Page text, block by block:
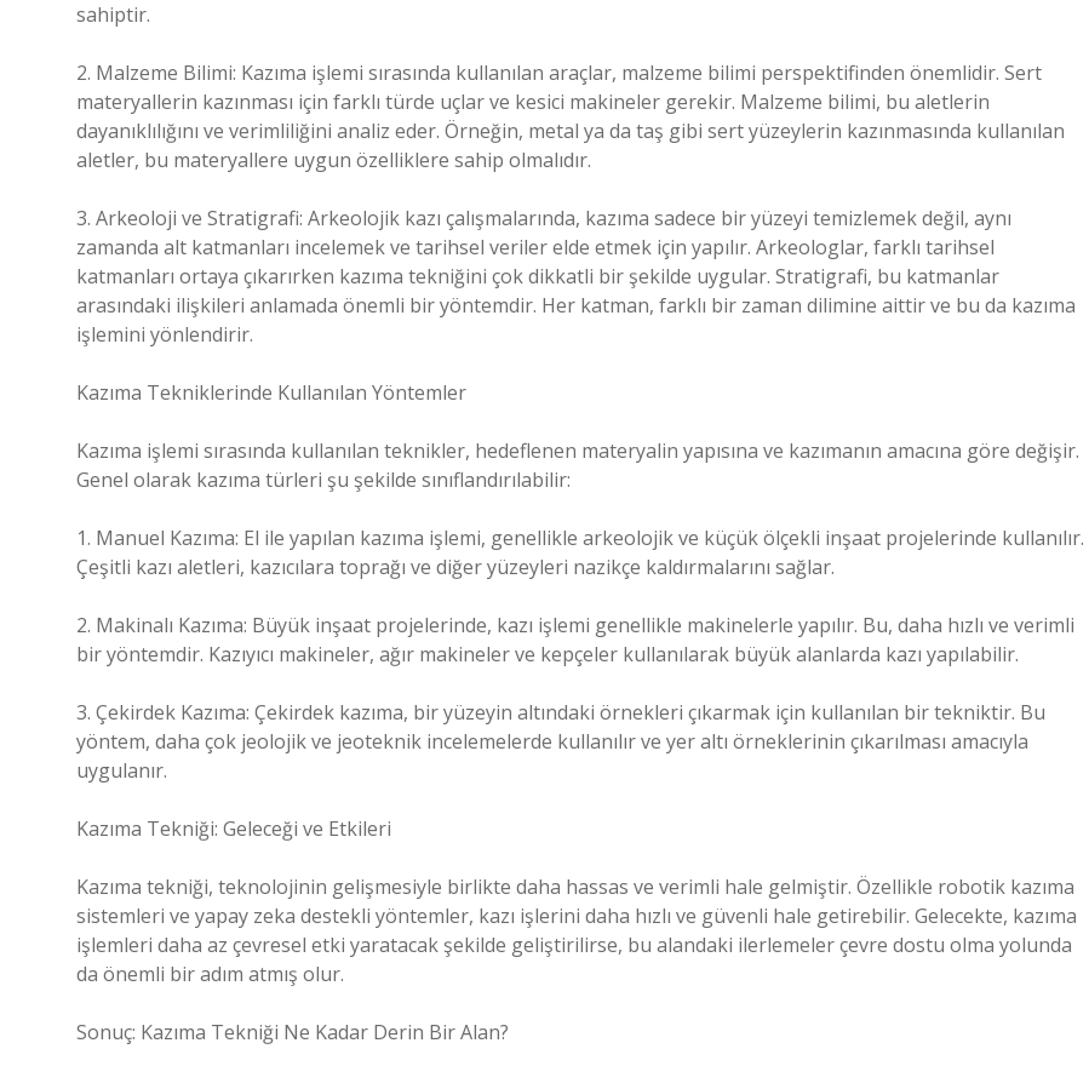
sahiptir.
2. Malzeme Bilimi: Kazıma işlemi sırasında kullanılan araçlar, malzeme bilimi perspektifinden önemlidir. Sert
materyallerin kazınması için farklı türde uçlar ve kesici makineler gerekir. Malzeme bilimi, bu aletlerin
dayanıklılığını ve verimliliğini analiz eder. Örneğin, metal ya da taş gibi sert yüzeylerin kazınmasında kullanılan
aletler, bu materyallere uygun özelliklere sahip olmalıdır.
3. Arkeoloji ve Stratigrafi: Arkeolojik kazı çalışmalarında, kazıma sadece bir yüzeyi temizlemek değil, aynı
zamanda alt katmanları incelemek ve tarihsel veriler elde etmek için yapılır. Arkeologlar, farklı tarihsel
katmanları ortaya çıkarırken kazıma tekniğini çok dikkatli bir şekilde uygular. Stratigrafi, bu katmanlar
arasındaki ilişkileri anlamada önemli bir yöntemdir. Her katman, farklı bir zaman dilimine aittir ve bu da kazıma
işlemini yönlendirir.
Kazıma Tekniklerinde Kullanılan Yöntemler
Kazıma işlemi sırasında kullanılan teknikler, hedeflenen materyalin yapısına ve kazımanın amacına göre değişir.
Genel olarak kazıma türleri şu şekilde sınıflandırılabilir:
1. Manuel Kazıma: El ile yapılan kazıma işlemi, genellikle arkeolojik ve küçük ölçekli inşaat projelerinde kullanılır.
Çeşitli kazı aletleri, kazıcılara toprağı ve diğer yüzeyleri nazikçe kaldırmalarını sağlar.
2. Makinalı Kazıma: Büyük inşaat projelerinde, kazı işlemi genellikle makinelerle yapılır. Bu, daha hızlı ve verimli
bir yöntemdir. Kazıyıcı makineler, ağır makineler ve kepçeler kullanılarak büyük alanlarda kazı yapılabilir.
3. Çekirdek Kazıma: Çekirdek kazıma, bir yüzeyin altındaki örnekleri çıkarmak için kullanılan bir tekniktir. Bu
yöntem, daha çok jeolojik ve jeoteknik incelemelerde kullanılır ve yer altı örneklerinin çıkarılması amacıyla
uygulanır.
Kazıma Tekniği: Geleceği ve Etkileri
Kazıma tekniği, teknolojinin gelişmesiyle birlikte daha hassas ve verimli hale gelmiştir. Özellikle robotik kazıma
sistemleri ve yapay zeka destekli yöntemler, kazı işlerini daha hızlı ve güvenli hale getirebilir. Gelecekte, kazıma
işlemleri daha az çevresel etki yaratacak şekilde geliştirilirse, bu alandaki ilerlemeler çevre dostu olma yolunda
da önemli bir adım atmış olur.
Sonuç: Kazıma Tekniği Ne Kadar Derin Bir Alan?